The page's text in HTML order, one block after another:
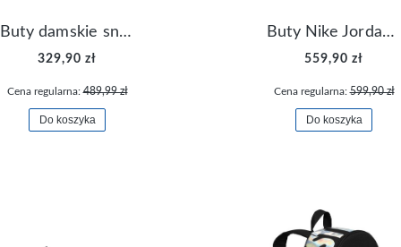
Buty damskie sneakersy Nike M2K Tekno AO3108-006
329,90 zł
Cena regularna:489,99 zł
Do koszyka
Buty Nike Jordan Flight Origin 4 921196-100
559,90 zł
Cena regularna:599,90 zł
Do koszyka